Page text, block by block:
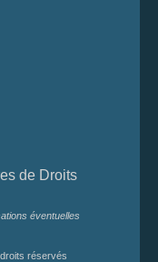
de Droits
éventuelles
droits réservés